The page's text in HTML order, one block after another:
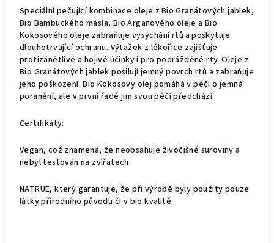
Speciální pečující kombinace oleje z Bio Granátových jablek,
Bio Bambuckého másla, Bio Arganového oleje a Bio
Kokosového oleje zabraňuje vysychání rtů a poskytuje
dlouhotrvající ochranu. Výtažek z lékořice zajišťuje
protizánětlivé a hojivé účinky i pro podrážděné rty. Oleje z
Bio Granátových jablek posilují jemný povrch rtů a zabraňuje
jeho poškození. Bio Kokosový olej pomáhá v péči o jemná
poranění, ale v první řadě jim svou péčí předchází.
Certifikáty:
Vegan, což znamená, že neobsahuje živočišné suroviny a
nebyl testován na zvířatech.
NATRUE, který garantuje, že při výrobě byly použity pouze
látky přírodního původu či v bio kvalitě.